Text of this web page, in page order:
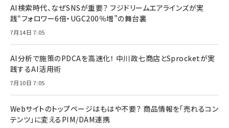
AI検索時代、なぜSNSが重要？ フジドリームエアラインズが実
践“フォロワー6倍・UGC200％増”の舞台裏
7月14日 7:05
AI分析で施策のPDCAを高速化！ 中川政七商店とSprocketが実
践するAI活用術
7月10日 7:05
Webサイトのトップページはもはや不要？ 商品情報を「売れるコン
テンツ」に変えるPIM/DAM連携